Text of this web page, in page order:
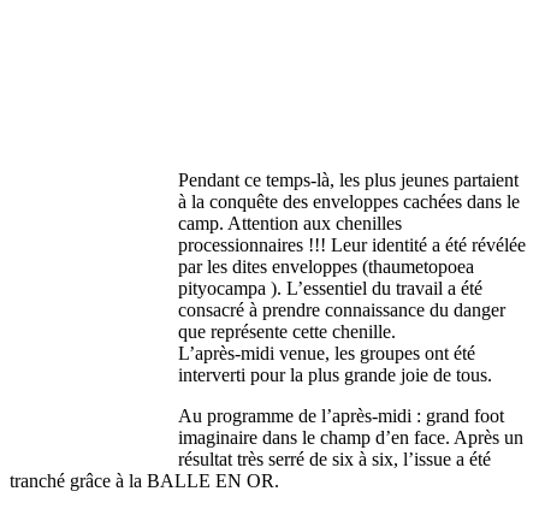
Pendant ce temps-là, les plus jeunes partaient
à la conquête des enveloppes cachées dans le
camp. Attention aux chenilles
processionnaires !!! Leur identité a été révélée
par les dites enveloppes (thaumetopoea
pityocampa ). L’essentiel du travail a été
consacré à prendre connaissance du danger
que représente cette chenille.
L’après-midi venue, les groupes ont été
interverti pour la plus grande joie de tous.
Au programme de l’après-midi : grand foot
imaginaire dans le champ d’en face. Après un
résultat très serré de six à six, l’issue a été
tranché grâce à la BALLE EN OR.